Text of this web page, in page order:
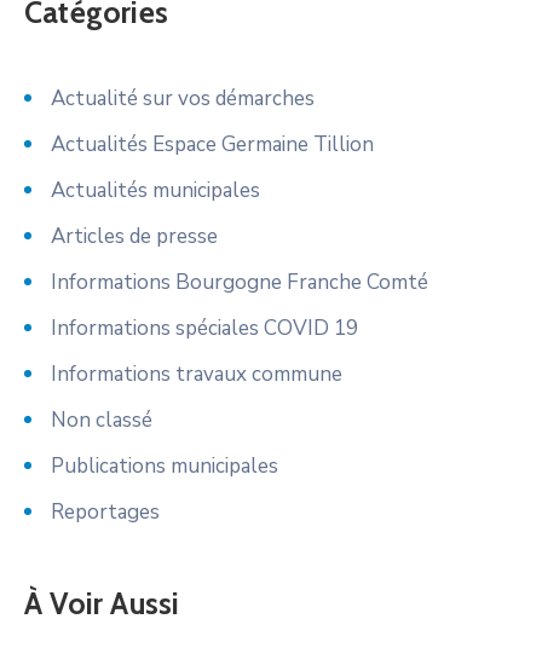
Catégories
Actualité sur vos démarches
Actualités Espace Germaine Tillion
Actualités municipales
Articles de presse
Informations Bourgogne Franche Comté
Informations spéciales COVID 19
Informations travaux commune
Non classé
Publications municipales
Reportages
À Voir Aussi